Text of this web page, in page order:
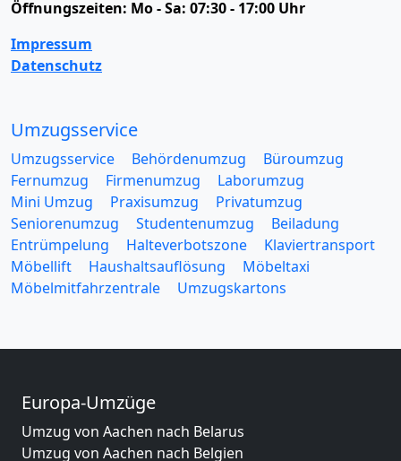
Öffnungszeiten: Mo - Sa: 07:30 - 17:00 Uhr
Impressum
Datenschutz
Umzugsservice
Umzugsservice Behördenumzug
Büroumzug
Fernumzug
Firmenumzug
Laborumzug
Mini Umzug
Praxisumzug
Privatumzug
Seniorenumzug
Studentenumzug
Beiladung
Entrümpelung
Halteverbotszone
Klaviertransport
Möbellift
Haushaltsauflösung
Möbeltaxi
Möbelmitfahrzentrale
Umzugskartons
Europa-Umzüge
Umzug von Aachen nach Belarus
Umzug von Aachen nach Belgien